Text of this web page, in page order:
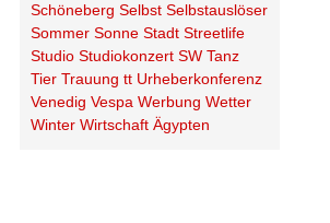
Schöneberg Selbst Selbstauslöser
Sommer Sonne Stadt Streetlife
Studio Studiokonzert SW Tanz
Tier Trauung tt Urheberkonferenz
Venedig Vespa Werbung Wetter
Winter Wirtschaft Ägypten